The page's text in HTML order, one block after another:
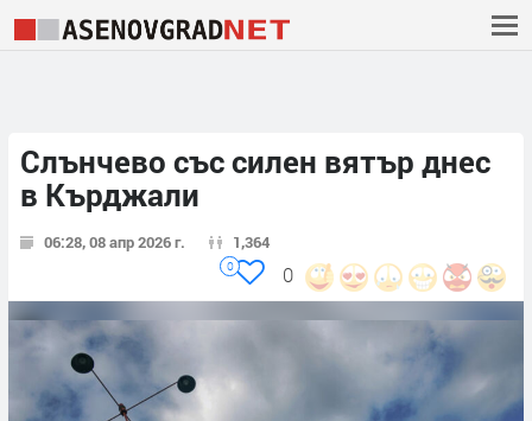
Слънчево със силен вятър днес
в Кърджали
06:28, 08 апр 2026 г. 1,364
0
0